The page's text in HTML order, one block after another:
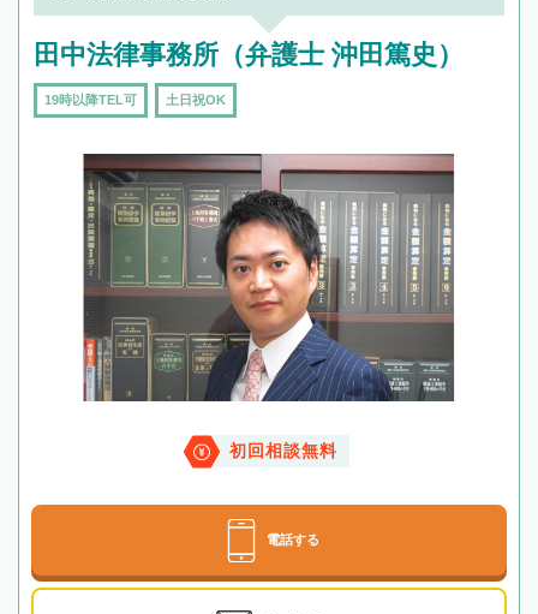
田中法律事務所（弁護士 沖田篤史）
19時以降TEL可 土日祝OK
初回相談無料
電話する